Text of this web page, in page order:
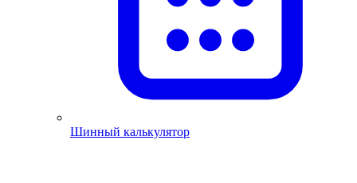
Шинный калькулятор